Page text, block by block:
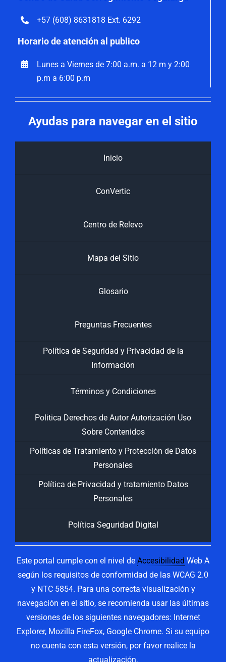
+57 (608) 8631818 Ext. 6292
Horario de atención al publico
Lunes a Viernes de 7:00 a.m. a 12 m y 2:00
p.m a 6:00 p.m
Ayudas para navegar en el sitio
Inicio
ConVertic
Centro de Relevo
Mapa del Sitio
Glosario
Preguntas Frecuentes
Política de Seguridad y Privacidad de la
Información
Términos y Condiciones
Politica Derechos de Autor Autorización Uso
Sobre Contenidos
Políticas de Tratamiento y Protección de Datos
Personales
Política de Privacidad y tratamiento Datos
Personales
Política Seguridad Digital
Este portal cumple con el nivel de Accesibilidad Web A
según los requisitos de conformidad de las WCAG 2.0
y NTC 5854. Para una correcta visualización y
navegación en el sitio, se recomienda usar las últimas
versiones de los siguientes navegadores: Internet
Explorer, Mozilla FireFox, Google Chrome. Si su equipo
no cuenta con esta versión, por favor realice la
actualización.